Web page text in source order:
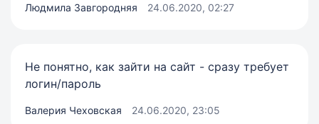
Людмила Завгородняя 24.06.2020, 02:27
Не понятно, как зайти на сайт - сразу требует
логин/пароль
Валерия Чеховская 24.06.2020, 23:05